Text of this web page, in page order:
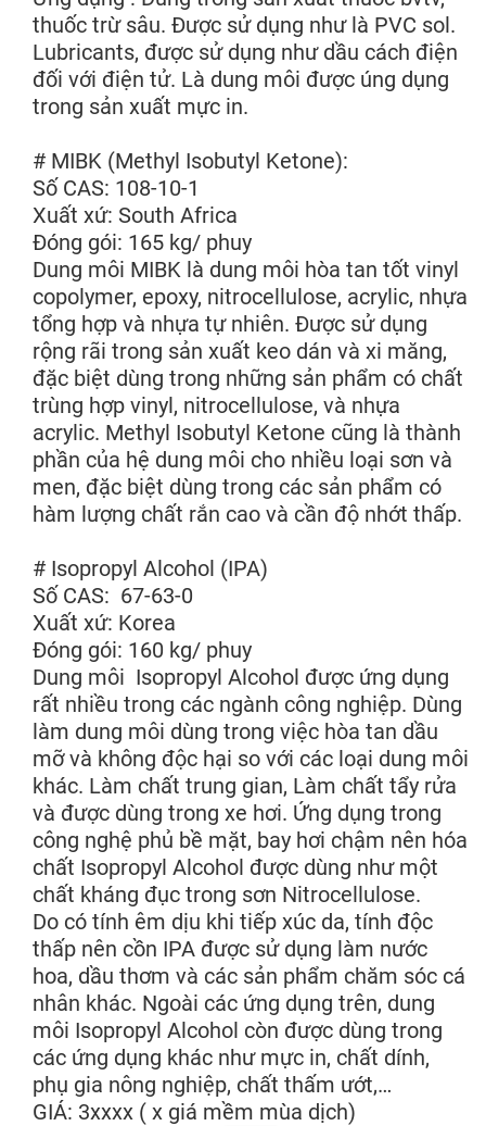
thuốc trừ sâu. Được sử dụng như là PVC sol.
Lubricants, được sử dụng như dầu cách điện
đối với điện tử. Là dung môi được úng dụng
trong sản xuất mực in.
# MIBK (Methyl Isobutyl Ketone):
Số CAS: 108-10-1
Xuất xứ: South Africa
Đóng gói: 165 kg/ phuy
Dung môi MIBK là dung môi hòa tan tốt vinyl
copolymer, epoxy, nitrocellulose, acrylic, nhựa
tổng hợp và nhựa tự nhiên. Được sử dụng
rộng rãi trong sản xuất keo dán và xi măng,
đặc biệt dùng trong những sản phẩm có chất
trùng hợp vinyl, nitrocellulose, và nhựa
acrylic. Methyl Isobutyl Ketone cũng là thành
phần của hệ dung môi cho nhiều loại sơn và
men, đặc biệt dùng trong các sản phẩm có
hàm lượng chất rắn cao và cần độ nhớt thấp.
# Isopropyl Alcohol (IPA)
Số CAS: 67-63-0
Xuất xứ: Korea
Đóng gói: 160 kg/ phuy
Dung môi Isopropyl Alcohol được ứng dụng
rất nhiều trong các ngành công nghiệp. Dùng
làm dung môi dùng trong việc hòa tan dầu
mỡ và không độc hại so với các loại dung môi
khác. Làm chất trung gian, Làm chất tẩy rửa
và được dùng trong xe hơi. Ứng dụng trong
công nghệ phủ bề mặt, bay hơi chậm nên hóa
chất Isopropyl Alcohol được dùng như một
chất kháng đục trong sơn Nitrocellulose.
Do có tính êm dịu khi tiếp xúc da, tính độc
thấp nên cồn IPA được sử dụng làm nước
hoa, dầu thơm và các sản phẩm chăm sóc cá
nhân khác. Ngoài các ứng dụng trên, dung
môi Isopropyl Alcohol còn được dùng trong
các ứng dụng khác như mực in, chất dính,
phụ gia nông nghiệp, chất thấm ướt,…
GIÁ: 3xxxx ( x giá mềm mùa dịch)